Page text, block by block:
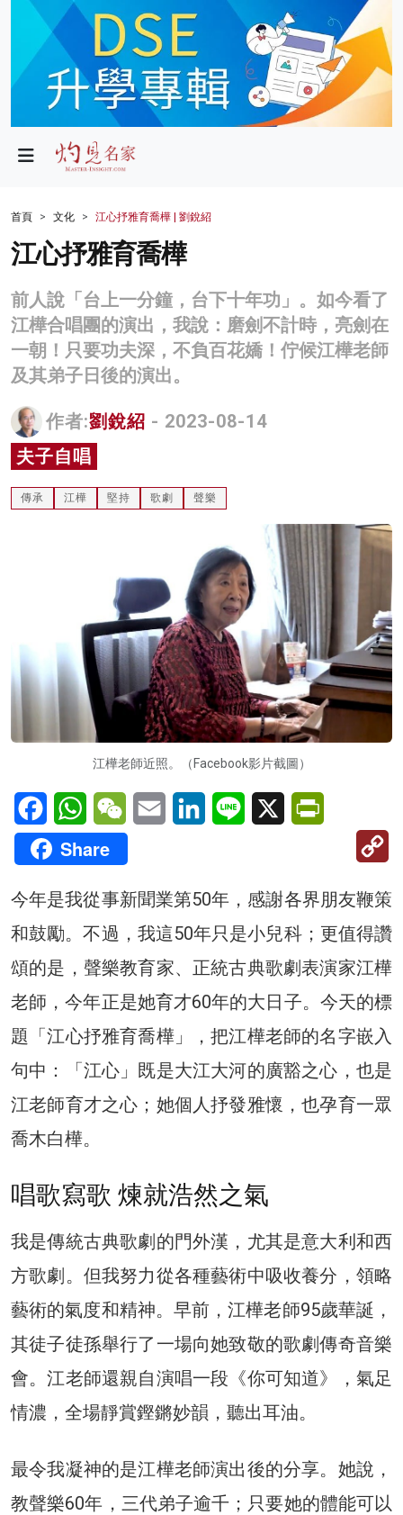
政局
財經
生活
商業
科技
名家榜
灼見活動
關於我們
首頁 文化 江心抒雅育喬樺 | 劉銳紹
江心抒雅育喬樺
前人說「台上一分鐘，台下十年功」。如今看了
江樺合唱團的演出，我說：磨劍不計時，亮劍在
一朝！只要功夫深，不負百花嬌！佇候江樺老師
及其弟子日後的演出。
作者:劉銳紹 - 2023-08-14
夫子自唱
傳承 江樺 堅持 歌劇 聲樂
江樺老師近照。（Facebook影片截圖）
FacebookWhatsAppWeChatEmail LinkedInLine X
Share
今年是我從事新聞業第50年，感謝各界朋友鞭策
和鼓勵。不過，我這50年只是小兒科；更值得讚
頌的是，聲樂教育家、正統古典歌劇表演家江樺
老師，今年正是她育才60年的大日子。今天的標
題「江心抒雅育喬樺」，把江樺老師的名字嵌入
句中：「江心」既是大江大河的廣豁之心，也是
江老師育才之心；她個人抒發雅懷，也孕育一眾
喬木白樺。
唱歌寫歌 煉就浩然之氣
我是傳統古典歌劇的門外漢，尤其是意大利和西
方歌劇。但我努力從各種藝術中吸收養分，領略
藝術的氣度和精神。早前，江樺老師95歲華誕，
其徒子徒孫舉行了一場向她致敬的歌劇傳奇音樂
會。江老師還親自演唱一段《你可知道》，氣足
情濃，全場靜賞鏗鏘妙韻，聽出耳油。
最令我凝神的是江樺老師演出後的分享。她說，
教聲樂60年，三代弟子逾千；只要她的體能可以